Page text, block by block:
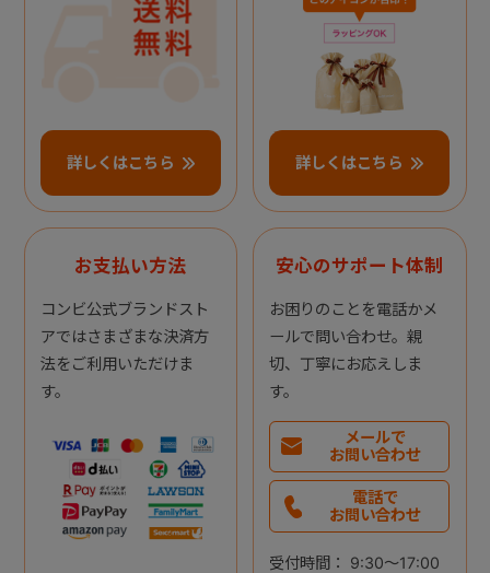
詳しくはこちら 詳しくはこちら
お支払い方法
コンビ公式ブランドスト
アではさまざまな決済方
法をご利用いただけま
す。
安心のサポート体制
お困りのことを電話かメ
ールで問い合わせ。親
切、丁寧にお応えしま
す。
メールで
お問い合わせ
電話で
お問い合わせ
受付時間： 9:30～17:00